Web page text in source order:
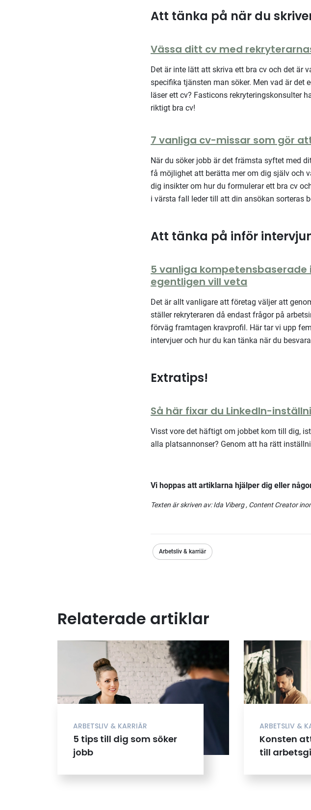
Att tänka på när du
Vässa ditt cv med
Det är inte lätt att skriva ett bra cv och det är
specifika tjänsten man söker. Men vad är det
läser ett cv? Fasticons rekryteringskonsulter
riktigt bra cv!
7 vanliga cv-missar som gör
När du söker jobb är det främsta syftet med
få möjlighet att berätta mer om dig själv och
dig insikter om hur du formulerar ett bra cv
i värsta fall leder till att din ansökan sorteras
Att tänka på inför
5 vanliga
egentligen vill veta
Det är allt vanligare att företag väljer att
ställer rekryteraren då endast frågor på
förväg framtagen kravprofil. Här tar vi upp
intervjuer och hur du kan tänka när du
Extratips!
Så här fixar du LinkedIn-
Visst vore det häftigt om jobbet kom till dig,
alla platsannonser? Genom att ha rätt
Vi hoppas att artiklarna hjälper dig eller
Texten är skriven av:Ida Viberg , Content Creator
Arbetsliv & karriär
Relaterade artiklar
ARBETSLIV & KARRIÄR
5 tips till dig som söker
jobb
ARBETSLIV &
Konsten
till